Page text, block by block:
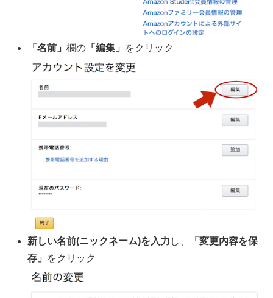
「名前」欄の 「編集」 をクリック
新しい名前(ニックネーム)を入力 し、
「変更内容を保
存」
をクリック